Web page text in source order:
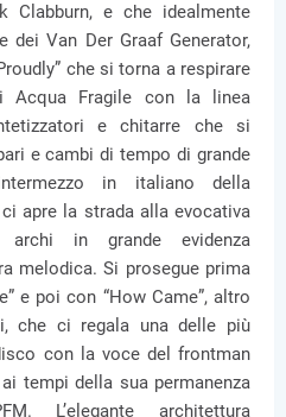
e che idealmente
dei Van Der Graaf Generator,
che si torna a respirare
Acqua Fragile con la linea
e chitarre che si
e cambi di tempo di grande
in italiano della
apre la strada alla evocativa
in grande evidenza
melodica. Si prosegue prima
e poi con “How Came”, altro
che ci regala una delle più
con la voce del frontman
tempi della sua permanenza
L’elegante architettura